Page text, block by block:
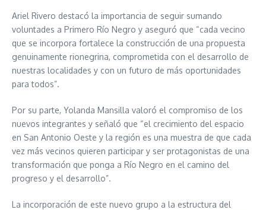
Ariel Rivero destacó la importancia de seguir sumando
voluntades a Primero Río Negro y aseguró que “cada vecino
que se incorpora fortalece la construcción de una propuesta
genuinamente rionegrina, comprometida con el desarrollo de
nuestras localidades y con un futuro de más oportunidades
para todos”.
Por su parte, Yolanda Mansilla valoró el compromiso de los
nuevos integrantes y señaló que “el crecimiento del espacio
en San Antonio Oeste y la región es una muestra de que cada
vez más vecinos quieren participar y ser protagonistas de una
transformación que ponga a Río Negro en el camino del
progreso y el desarrollo”.
La incorporación de este nuevo grupo a la estructura del